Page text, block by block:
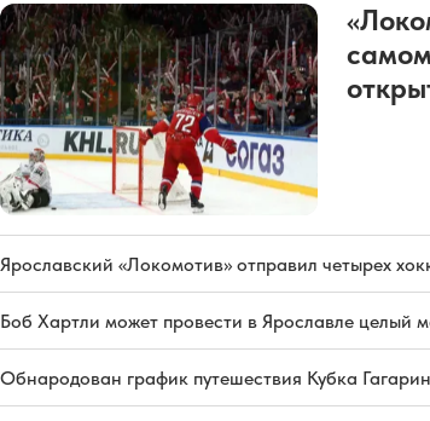
Ярославский «Локомотив» отправил четырех
Боб Хартли может провести в Ярославле целый
Обнародован график путешествия Кубка